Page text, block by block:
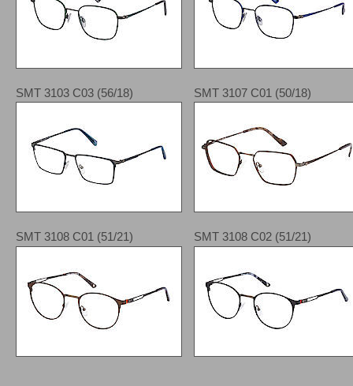
SMT 3103 C03 (56/18) SMT 3107 C01 (50/18)
SMT 3108 C01 (51/21) SMT 3108 C02 (51/21)